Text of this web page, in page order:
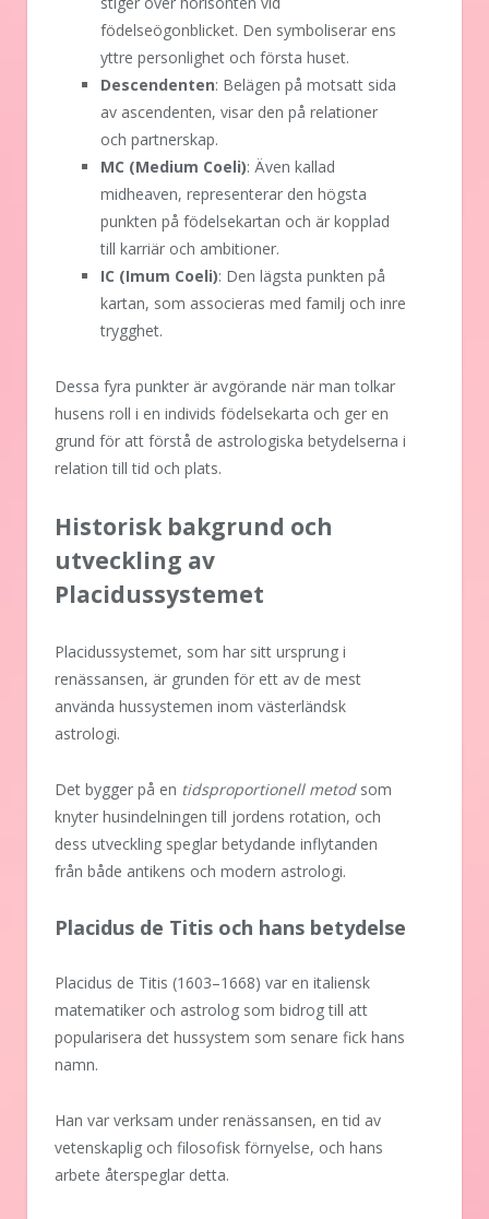
födelseögonblicket. Den symboliserar ens
yttre personlighet och första huset.
Descendenten: Belägen på motsatt sida
av ascendenten, visar den på relationer
och partnerskap.
MC (Medium Coeli): Även kallad
midheaven, representerar den högsta
punkten på födelsekartan och är kopplad
till karriär och ambitioner.
IC (Imum Coeli): Den lägsta punkten på
kartan, som associeras med familj och inre
trygghet.
Dessa fyra punkter är avgörande när man tolkar
husens roll i en individs födelsekarta och ger en
grund för att förstå de astrologiska betydelserna i
relation till tid och plats.
Historisk bakgrund och
utveckling av
Placidussystemet
Placidussystemet, som har sitt ursprung i
renässansen, är grunden för ett av de mest
använda hussystemen inom västerländsk
astrologi.
Det bygger på en tidsproportionell metodsom
knyter husindelningen till jordens rotation, och
dess utveckling speglar betydande inflytanden
från både antikens och modern astrologi.
Placidus de Titis och hans betydelse
Placidus de Titis (1603–1668) var en italiensk
matematiker och astrolog som bidrog till att
popularisera det hussystem som senare fick hans
namn.
Han var verksam under renässansen, en tid av
vetenskaplig och filosofisk förnyelse, och hans
arbete återspeglar detta.